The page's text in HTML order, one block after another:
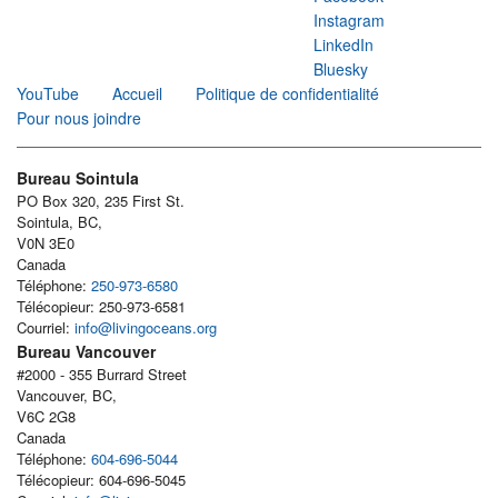
Instagram
LinkedIn
Bluesky
YouTube
Accueil
Politique de confidentialité
Pour nous joindre
Bureau Sointula
PO Box 320, 235 First St.
Sointula, BC,
V0N 3E0
Canada
Téléphone: 250-973-6580
Télécopieur: 250-973-6581
Courriel: info@livingoceans.org
Bureau Vancouver
#2000 - 355 Burrard Street
Vancouver, BC,
V6C 2G8
Canada
Téléphone: 604-696-5044
Télécopieur: 604-696-5045